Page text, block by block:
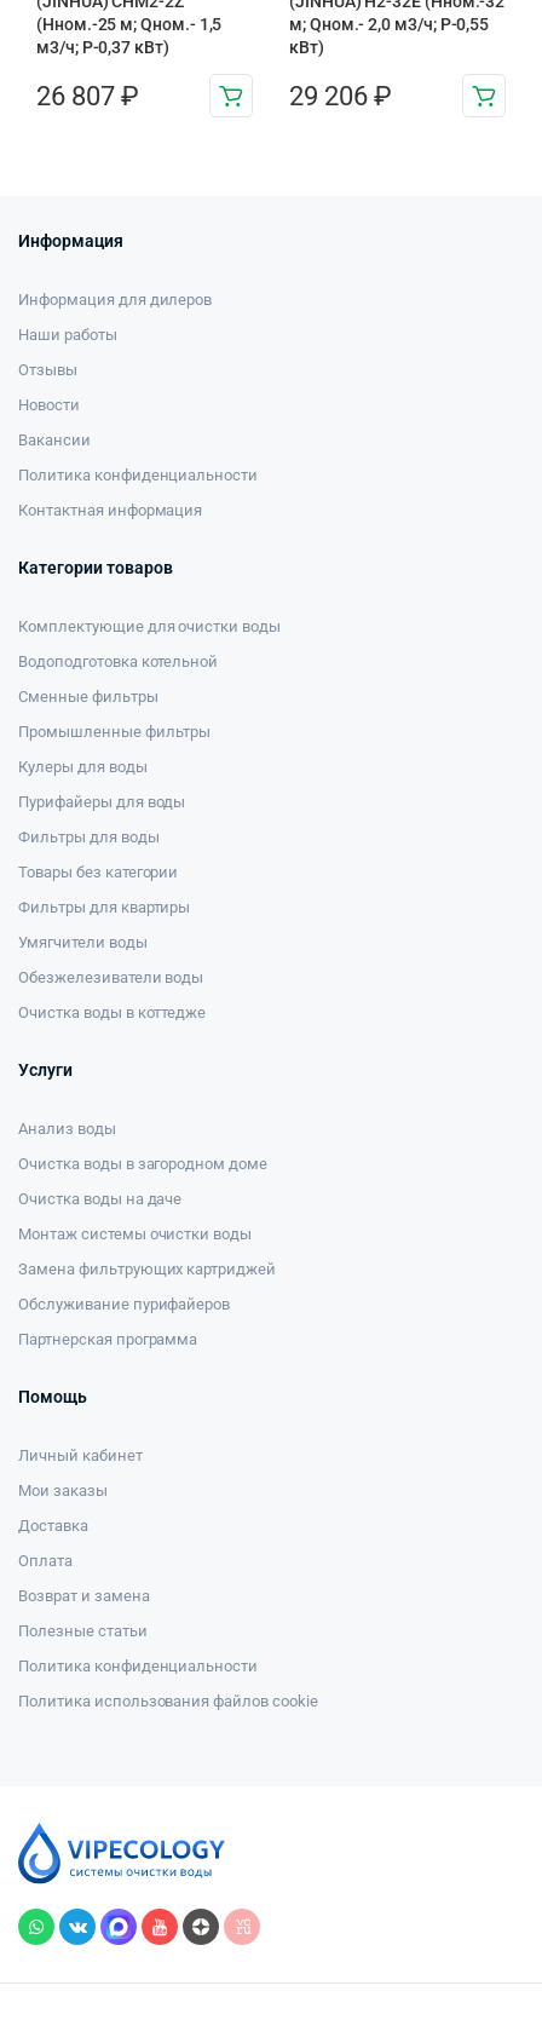
(Hном.-25 м; Qном.- 1,5
м3/ч; P-0,37 кВт)
26 807 ₽
м; Qном.- 2,0 м3/ч; P-0,55
кВт)
29 206 ₽
Информация
Информация для дилеров
Наши работы
Отзывы
Новости
Вакансии
Политика конфиденциальности
Контактная информация
Категории товаров
Комплектующие для очистки воды
Водоподготовка котельной
Сменные фильтры
Промышленные фильтры
Кулеры для воды
Пурифайеры для воды
Фильтры для воды
Товары без категории
Фильтры для квартиры
Умягчители воды
Обезжелезиватели воды
Очистка воды в коттедже
Услуги
Анализ воды
Очистка воды в загородном доме
Очистка воды на даче
Монтаж системы очистки воды
Замена фильтрующих картриджей
Обслуживание пурифайеров
Партнерская программа
Помощь
Личный кабинет
Мои заказы
Доставка
Оплата
Возврат и замена
Полезные статьи
Политика конфиденциальности
Политика использования файлов cookie